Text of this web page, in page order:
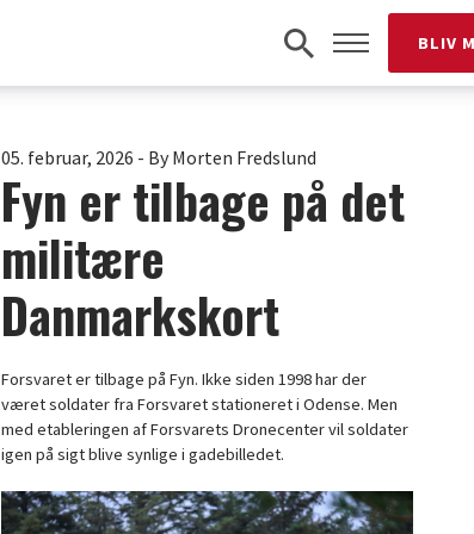
BLIV
05. februar, 2026 - By Morten Fredslund
Fyn er tilbage på det
militære
Danmarkskort
Forsvaret er tilbage på Fyn. Ikke siden 1998 har der
været soldater fra Forsvaret stationeret i Odense. Men
med etableringen af Forsvarets Dronecenter vil soldater
igen på sigt blive synlige i gadebilledet.